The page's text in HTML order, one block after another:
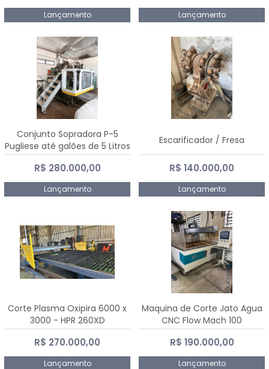
Lançamento Lançamento
Conjunto Sopradora P-5
Pugliese até galões de 5 Litros
R$ 280.000,00
Lançamento
Escarificador / Fresa
R$ 140.000,00
Lançamento
Corte Plasma Oxipira 6000 x
3000 - HPR 260XD
R$ 270.000,00
Lançamento
Maquina de Corte Jato Agua
CNC Flow Mach 100
R$ 190.000,00
Lançamento